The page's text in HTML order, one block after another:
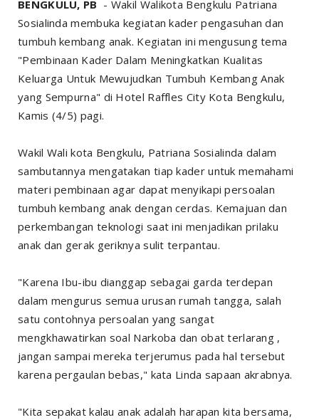
BENGKULU, PB - Wakil Walikota Bengkulu Patriana
Sosialinda membuka kegiatan kader pengasuhan dan
tumbuh kembang anak. Kegiatan ini mengusung tema
"Pembinaan Kader Dalam Meningkatkan Kualitas
Keluarga Untuk Mewujudkan Tumbuh Kembang Anak
yang Sempurna" di Hotel Raffles City Kota Bengkulu,
Kamis (4/5) pagi.
Wakil Wali kota Bengkulu, Patriana Sosialinda dalam
sambutannya mengatakan tiap kader untuk memahami
materi pembinaan agar dapat menyikapi persoalan
tumbuh kembang anak dengan cerdas. Kemajuan dan
perkembangan teknologi saat ini menjadikan prilaku
anak dan gerak geriknya sulit terpantau.
"Karena Ibu-ibu dianggap sebagai garda terdepan
dalam mengurus semua urusan rumah tangga, salah
satu contohnya persoalan yang sangat
mengkhawatirkan soal Narkoba dan obat terlarang ,
jangan sampai mereka terjerumus pada hal tersebut
karena pergaulan bebas," kata Linda sapaan akrabnya.
"Kita sepakat kalau anak adalah harapan kita bersama,